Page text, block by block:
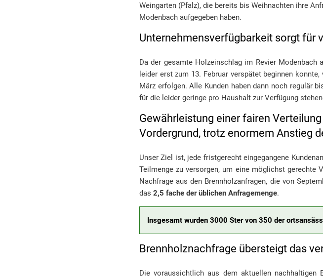
Weingarten (Pfalz), die bereits bis Weihnachten ihre
Modenbach aufgegeben haben.
Unternehmensverfügbarkeit sorgt für
Da der gesamte Holzeinschlag im Revier Modenbach
leider erst zum 13. Februar verspätet beginnen
März erfolgen. Alle Kunden haben dann noch regulär
für die leider geringe pro Haushalt zur Verfügung
Gewährleistung einer fairen
Vordergrund, trotz enormem Anstieg
Unser Ziel ist, jede fristgerecht eingegangene
Teilmenge zu versorgen, um eine möglichst gerechte
Nachfrage aus den Brennholzanfragen, die von
das 2,5 fache der üblichen Anfragemenge.
Insgesamt wurden 3000 Ster von 350 der
Brennholznachfrage übersteigt das
Die voraussichtlich aus dem aktuellen nachhaltigen